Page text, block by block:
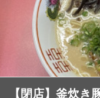
【閉店】釜炊